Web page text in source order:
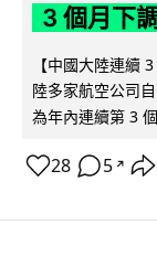
3 個月下調
【中國大陸連續
陸多家航空公司
為年內連續第 3
28 5 ↗